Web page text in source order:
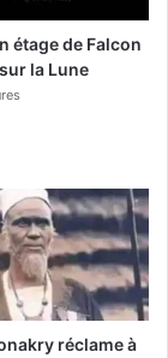
étage de Falcon
la Lune
réclame à